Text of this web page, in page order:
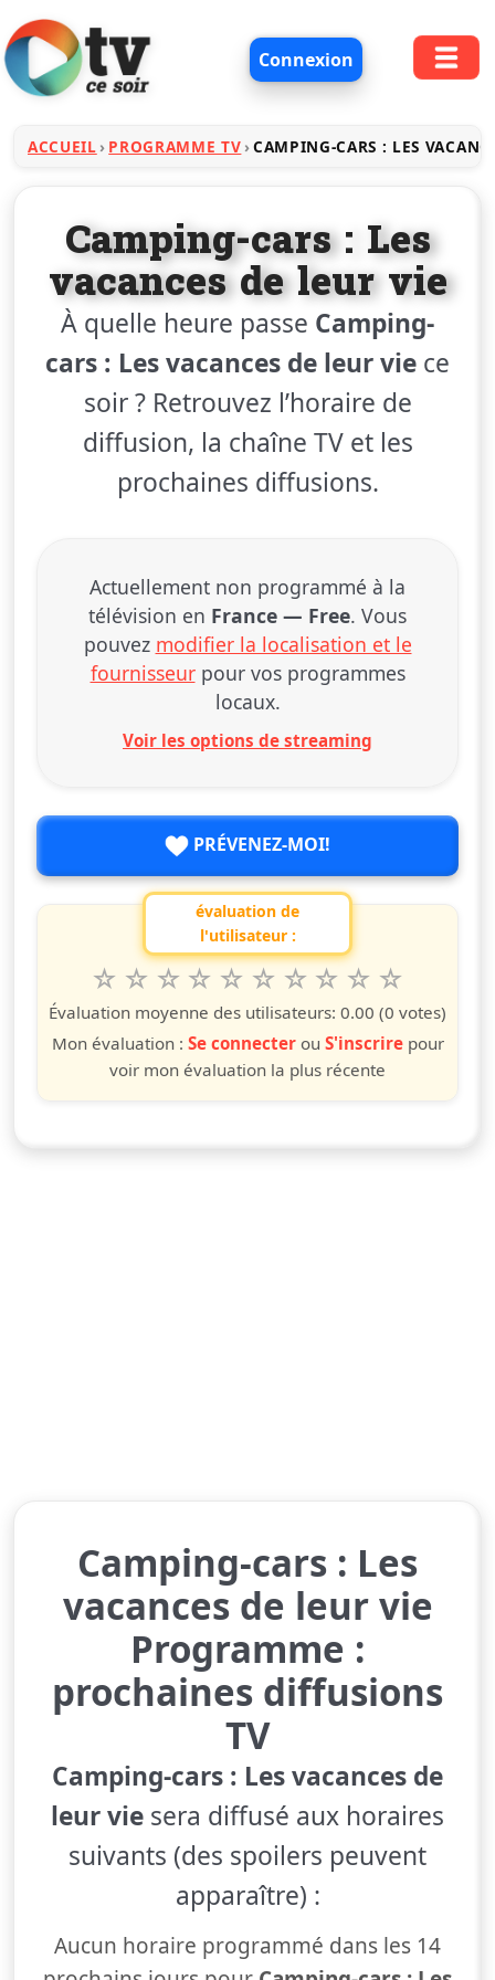
Connexion
ACCUEIL PROGRAMME TV CAMPING-CARS : LES
Camping-cars : Les
vacances de leur vie
À quelle heure passe Camping-
cars : Les vacances de leur vie ce
soir ? Retrouvez l’horaire de
diffusion, la chaîne TV et les
prochaines diffusions.
Actuellement non programmé à la
télévision en France — Free. Vous
pouvez modifier la localisation et le
fournisseurpour vos programmes
locaux.
Voir les options de streaming
PRÉVENEZ-MOI!
évaluation de
l'utilisateur :
questo spettacolo da 1 a 10 étoiles
10
étoiles
9
étoiles
8
étoiles
7
étoiles
6
étoiles
5
étoiles
4
étoiles
3
étoiles
2
étoiles
étoile
Évaluation moyenne des utilisateurs: 0.00 (0 votes)
Mon évaluation : Se connecterou S'inscrirepour
voir mon évaluation la plus récente
Camping-cars : Les
vacances de leur vie
Programme :
prochaines diffusions
TV
Camping-cars : Les vacances de
leur vie sera diffusé aux horaires
suivants (des spoilers peuvent
apparaître) :
Aucun horaire programmé dans les 14